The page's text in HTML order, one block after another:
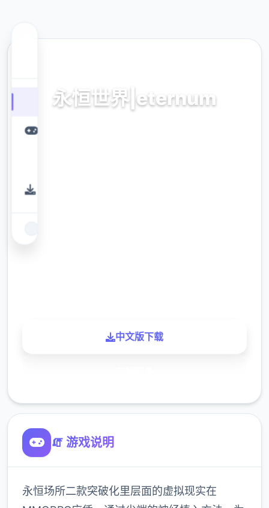
永恒世界|eternum
中文版下载
🧯 游戏说明
永恒场所二款突破化里层面的虚拟现实在